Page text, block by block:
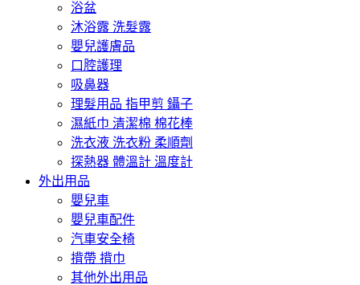
浴盆
沐浴露 洗髮露
嬰兒護膚品
口腔護理
吸鼻器
理髮用品 指甲剪 鑷子
濕紙巾 清潔棉 棉花棒
洗衣液 洗衣粉 柔順劑
探熱器 體溫計 溫度計
外出用品
嬰兒車
嬰兒車配件
汽車安全椅
揹帶 揹巾
其他外出用品